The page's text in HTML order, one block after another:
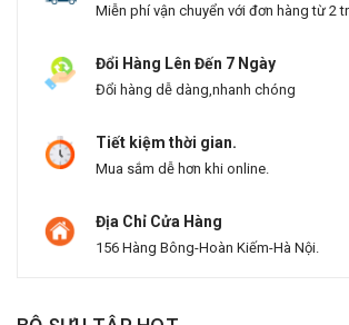
Miễn phí vận chuyển với đơn hàng từ 2
Đổi Hàng Lên Đến 7 Ngày
Đổi hàng dễ dàng,nhanh chóng
Tiết kiệm thời gian.
Mua sắm dễ hơn khi online.
Địa Chỉ Cửa Hàng
156 Hàng Bông-Hoàn Kiếm-Hà Nội.